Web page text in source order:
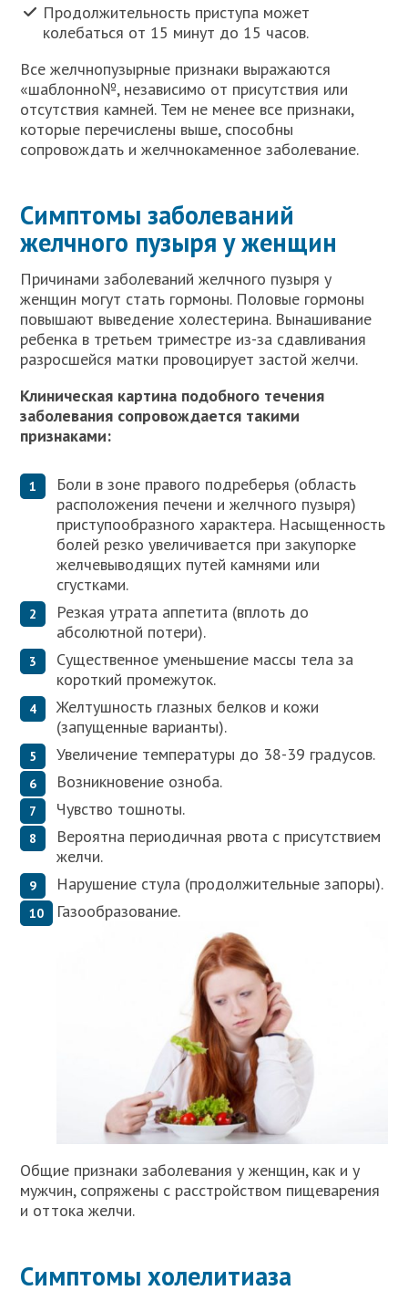
Продолжительность приступа может
колебаться от 15 минут до 15 часов.
Все желчнопузырные признаки выражаются
«шаблонно№, независимо от присутствия или
отсутствия камней. Тем не менее все признаки,
которые перечислены выше, способны
сопровождать и желчнокаменное заболевание.
Симптомы заболеваний
желчного пузыря у женщин
Причинами заболеваний желчного пузыря у
женщин могут стать гормоны. Половые гормоны
повышают выведение холестерина. Вынашивание
ребенка в третьем триместре из-за сдавливания
разросшейся матки провоцирует застой желчи.
Клиническая картина подобного течения
заболевания сопровождается такими
признаками:
Боли в зоне правого подреберья (область
расположения печени и желчного пузыря)
приступообразного характера. Насыщенность
болей резко увеличивается при закупорке
желчевыводящих путей камнями или
сгустками.
Резкая утрата аппетита (вплоть до
абсолютной потери).
Существенное уменьшение массы тела за
короткий промежуток.
Желтушность глазных белков и кожи
(запущенные варианты).
Увеличение температуры до 38-39 градусов.
Возникновение озноба.
Чувство тошноты.
Вероятна периодичная рвота с присутствием
желчи.
Нарушение стула (продолжительные запоры).
Газообразование.
Общие признаки заболевания у женщин, как и у
мужчин, сопряжены с расстройством пищеварения
и оттока желчи.
Симптомы холелитиаза